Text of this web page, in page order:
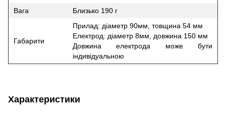
Вага Близько 190 г
Габарити
Прилад: діаметр 90мм, товщина 54 мм
Електрод: діаметр 8мм, довжина 150 мм
Довжина електрода може бути
індивідуальною
Характеристики